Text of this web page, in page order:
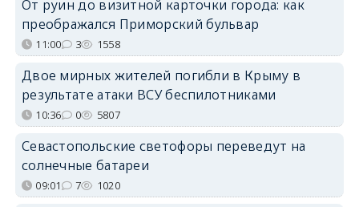
От руин до визитной карточки города: как
преображался Приморский бульвар
11:00 3 1558
Двое мирных жителей погибли в Крыму в
результате атаки ВСУ беспилотниками
10:36 0 5807
Севастопольские светофоры переведут на
солнечные батареи
09:01 7 1020